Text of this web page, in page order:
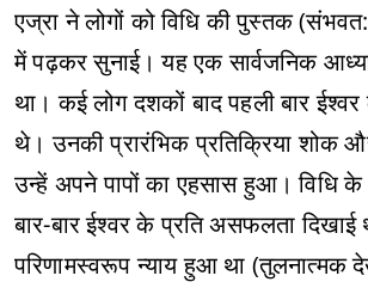
एज्रा ने लोगों को विधि की पुस्तक
में पढ़कर सुनाई। यह एक सार्वजनिक
था। कई लोग दशकों बाद पहली बार
थे। उनकी प्रारंभिक प्रतिक्रिया शोक
उन्हें अपने पापों का एहसास हुआ। विधि के
बार-बार ईश्वर के प्रति असफलता
परिणामस्वरूप न्याय हुआ था (तुलनात्मक